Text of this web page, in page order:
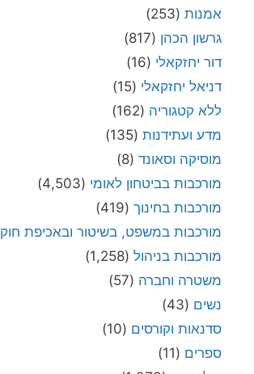
אמנות (253)
גרשון הכהן (817)
דור יחזקאלי (16)
דניאל יחזקאלי (15)
ללא קטגוריה (162)
מדע ועתידנות (135)
מוסיקה וסאונד (8)
מורכבות בביטחון לאומי (4,503)
מורכבות בחינוך (419)
מורכבות במשפט, בשיטור ובאכיפת חוק
מורכבות בניהול (1,258)
משטרה וחברה (57)
נשים (43)
סדנאות וקורסים (10)
ספרים (11)